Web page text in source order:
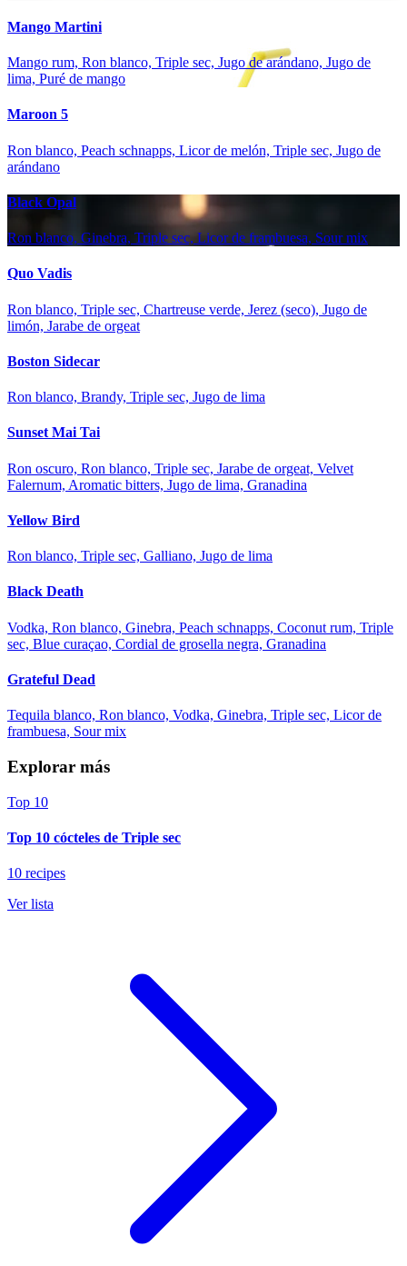
Mango Martini
Mango rum, Ron blanco, Triple sec, Jugo de arándano, Jugo de
lima, Puré de mango
Maroon 5
Ron blanco, Peach schnapps, Licor de melón, Triple sec, Jugo de
arándano
Black Opal
Ron blanco, Ginebra, Triple sec, Licor de frambuesa, Sour mix
Quo Vadis
Ron blanco, Triple sec, Chartreuse verde, Jerez (seco), Jugo de
limón, Jarabe de orgeat
Boston Sidecar
Ron blanco, Brandy, Triple sec, Jugo de lima
Sunset Mai Tai
Ron oscuro, Ron blanco, Triple sec, Jarabe de orgeat, Velvet
Falernum, Aromatic bitters, Jugo de lima, Granadina
Yellow Bird
Ron blanco, Triple sec, Galliano, Jugo de lima
Black Death
Vodka, Ron blanco, Ginebra, Peach schnapps, Coconut rum, Triple
sec, Blue curaçao, Cordial de grosella negra, Granadina
Grateful Dead
Tequila blanco, Ron blanco, Vodka, Ginebra, Triple sec, Licor de
frambuesa, Sour mix
Explorar más
Top 10
Top 10 cócteles de Triple sec
10 recipes
Ver lista